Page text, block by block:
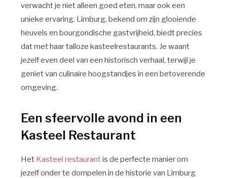
verwacht je niet alleen goed eten, maar ook een
unieke ervaring. Limburg, bekend om zijn glooiende
heuvels en bourgondische gastvrijheid, biedt precies
dat met haar talloze kasteelrestaurants. Je waant
jezelf even deel van een historisch verhaal, terwijl je
geniet van culinaire hoogstandjes in een betoverende
omgeving.
Een sfeervolle avond in een
Kasteel Restaurant
Het Kasteel restaurantis de perfecte manier om
jezelf onder te dompelen in de historie van Limburg